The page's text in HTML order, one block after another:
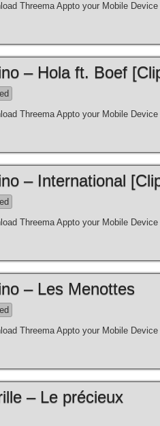
Threema Appto your Mobile
– Hola ft. Boef
Threema Appto your Mobile
– International
Threema Appto your Mobile
– Les Menottes
Threema Appto your Mobile
– Le précieux